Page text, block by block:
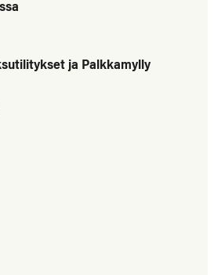
ja Palkkamylly